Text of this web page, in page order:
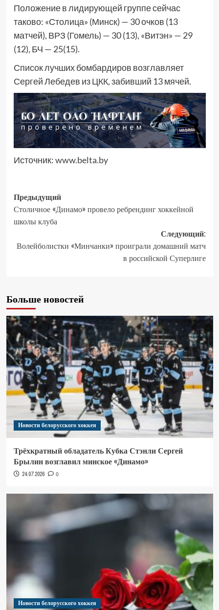
Положение в лидирующей группе сейчас
таково: «Столица» (Минск) — 30 очков (13
матчей), ВРЗ (Гомель) — 30 (13), «Витэн» — 29
(12), БЧ — 25(15).
Список лучших бомбардиров возглавляет
Сергей Лебедев из ЦКК, забивший 13 мячей.
Источник:www.belta.by
Предыдущий
Столичное «Динамо» провело ребрендинг хоккейной
школы клуба
Следующий:
Волейболистки «Минчанки» проиграли домашний матч
в российской Суперлиге
Больше новостей
Новости белорусского хоккея
Трёхкратный обладатель Кубка Стэнли Сергей
Брылин возглавил минское «Динамо»
24.07.2026 0
Новости белорусского хоккея